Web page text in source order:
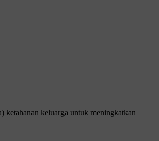
keluarga untuk meningkatkan